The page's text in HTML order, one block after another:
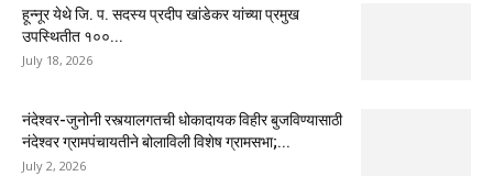
हून्नूर येथे जि. प. सदस्य प्रदीप खांडेकर यांच्या प्रमुख
उपस्थितीत १००...
July 18, 2026
नंदेश्वर-जुनोनी रस्त्यालगतची धोकादायक विहीर बुजविण्यासाठी
नंदेश्वर ग्रामपंचायतीने बोलाविली विशेष ग्रामसभा;...
July 2, 2026